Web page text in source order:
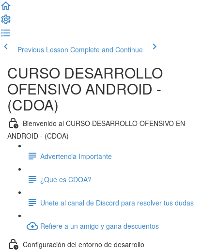
Previous Lesson Complete and Continue
CURSO DESARROLLO
OFENSIVO ANDROID -
(CDOA)
Bienvenido al CURSO DESARROLLO OFENSIVO EN
ANDROID - (CDOA)
Advertencia Importante
¿Que es CDOA?
Unete al canal de Discord para resolver tus dudas
Refiere a un amigo y gana descuentos
Configuración del entorno de desarrollo